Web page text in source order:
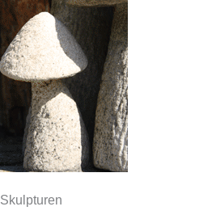
Skulpturen